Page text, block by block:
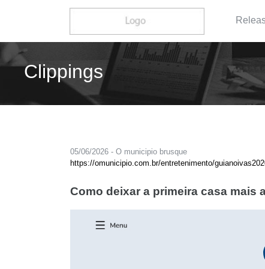
Clippings
05/06/2026 - O municipio brusque
https://omunicipio.com.br/entretenimento/
Como deixar a primeira casa mais